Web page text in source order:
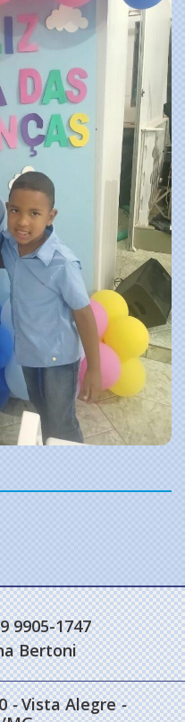
9905-1747
Bertoni
- Vista Alegre-